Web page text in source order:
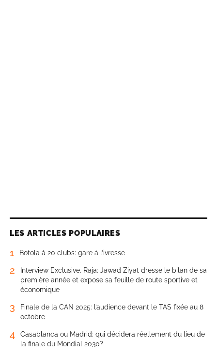
LES ARTICLES POPULAIRES
1 Botola à 20 clubs: gare à l’ivresse
2
Interview Exclusive. Raja: Jawad Ziyat dresse le bilan de sa
première année et expose sa feuille de route sportive et
économique
3
Finale de la CAN 2025: l’audience devant le TAS fixée au 8
octobre
4
Casablanca ou Madrid: qui décidera réellement du lieu de
la finale du Mondial 2030?